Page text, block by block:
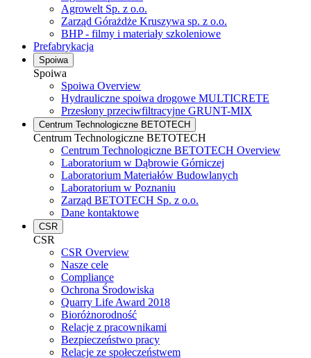
Agrowelt Sp. z o.o.
Zarząd Górażdże Kruszywa sp. z o.o.
BHP - filmy i materiały szkoleniowe
Prefabrykacja
Spoiwa
Spoiwa
Spoiwa Overview
Hydrauliczne spoiwa drogowe MULTICRETE
Przesłony przeciwfiltracyjne GRUNT-MIX
Centrum Technologiczne BETOTECH
Centrum Technologiczne BETOTECH
Centrum Technologiczne BETOTECH Overview
Laboratorium w Dąbrowie Górniczej
Laboratorium Materiałów Budowlanych
Laboratorium w Poznaniu
Zarząd BETOTECH Sp. z o.o.
Dane kontaktowe
CSR
CSR
CSR Overview
Nasze cele
Compliance
Ochrona Środowiska
Quarry Life Award 2018
Bioróżnorodność
Relacje z pracownikami
Bezpieczeństwo pracy
Relacje ze społeczeństwem